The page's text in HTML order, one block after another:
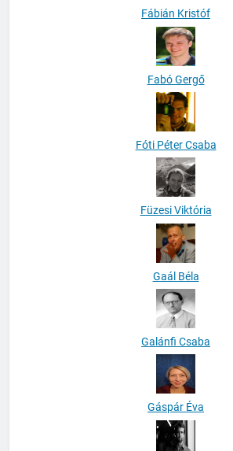
Fábián Kristóf
Fabó Gergő
Fóti Péter Csaba
Füzesi Viktória
Gaál Béla
Galánfi Csaba
Gáspár Éva